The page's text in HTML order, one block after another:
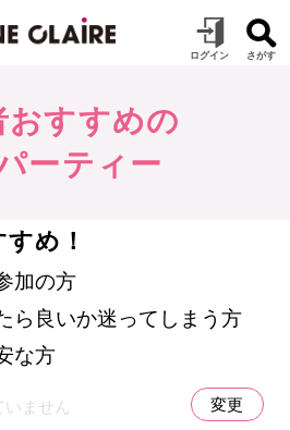
おすすめの
ーティー
め！
加の方
ら良いか迷ってしまう方
な方
ません 変更